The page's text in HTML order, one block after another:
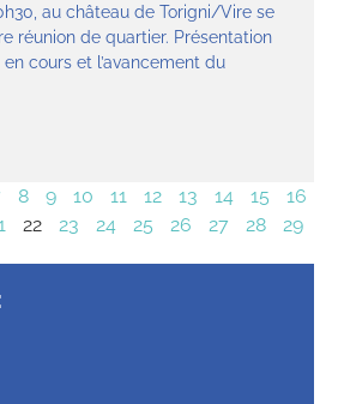
au château de Torigni/Vire se
réunion de quartier. Présentation
cours et l’avancement du
8 9 10 11 12 13 14 15
16
22 23 24 25 26 27 28 29